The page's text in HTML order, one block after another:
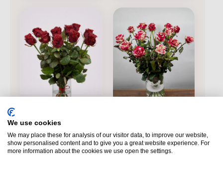
BOEKETTEN
Boeket Harlequin
We use cookies
We may place these for analysis of our visitor data, to improve our website,
show personalised content and to give you a great website experience. For
more information about the cookies we use open the settings.